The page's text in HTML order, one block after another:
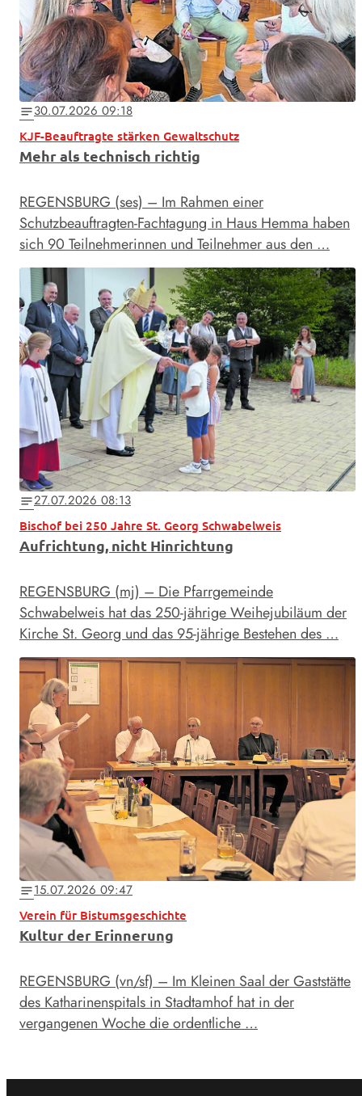
notes30.07.2026 09:18
KJF-Beauftragte stärken Gewaltschutz
Mehr als technisch richtig
REGENSBURG (ses) – Im Rahmen einer
Schutzbeauftragten-Fachtagung in Haus Hemma haben
sich 90 Teilnehmerinnen und Teilnehmer aus den …
notes27.07.2026 08:13
Bischof bei 250 Jahre St. Georg Schwabelweis
Aufrichtung, nicht Hinrichtung
REGENSBURG (mj) – Die Pfarrgemeinde
Schwabelweis hat das 250-jährige Weihejubiläum der
Kirche St. Georg und das 95-jährige Bestehen des …
notes15.07.2026 09:47
Verein für Bistumsgeschichte
Kultur der Erinnerung
REGENSBURG (vn/sf) – Im Kleinen Saal der Gaststätte
des Katharinenspitals in Stadtamhof hat in der
vergangenen Woche die ordentliche …